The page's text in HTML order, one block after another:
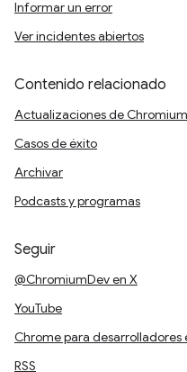
Informar un error
Ver incidentes abiertos
Contenido relacionado
Actualizaciones de Chromium
Casos de éxito
Archivar
Podcasts y programas
Seguir
@ChromiumDev en X
YouTube
Chrome para desarrolladores
RSS